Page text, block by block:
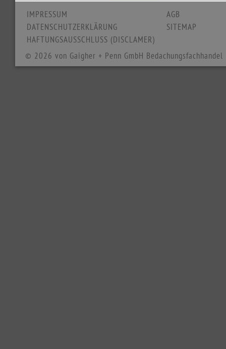
IMPRESSUM
DATENSCHUTZERKLÄRUNG
HAFTUNGSAUSSCHLUSS (DISCLAMER)
AGB
SITEMAP
© 2026 von Gaigher + Penn GmbH Bedachungsfachhandel